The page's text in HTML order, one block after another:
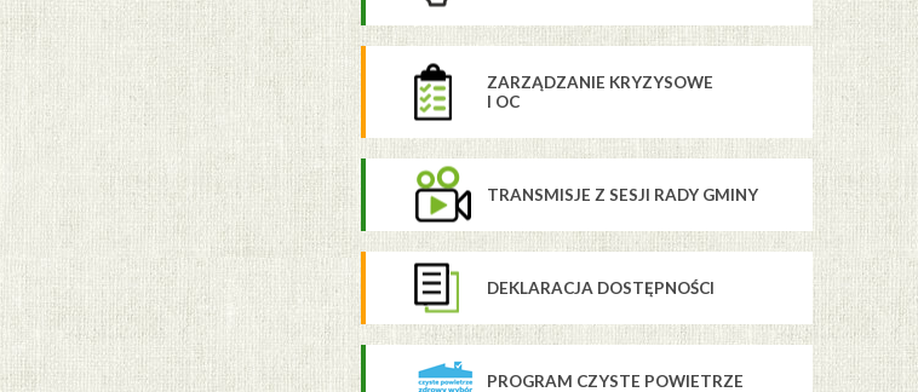
ZARZĄDZANIE KRYZYSOWE
I OC
TRANSMISJE Z SESJI RADY GMINY
DEKLARACJA DOSTĘPNOŚCI
PROGRAM CZYSTE POWIETRZE